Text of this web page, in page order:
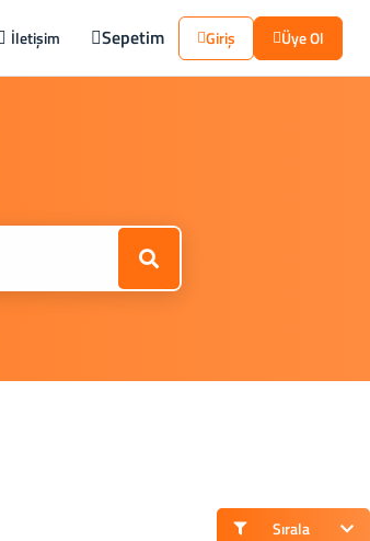
İletişim Sepetim Giriş Üye Ol
Sırala